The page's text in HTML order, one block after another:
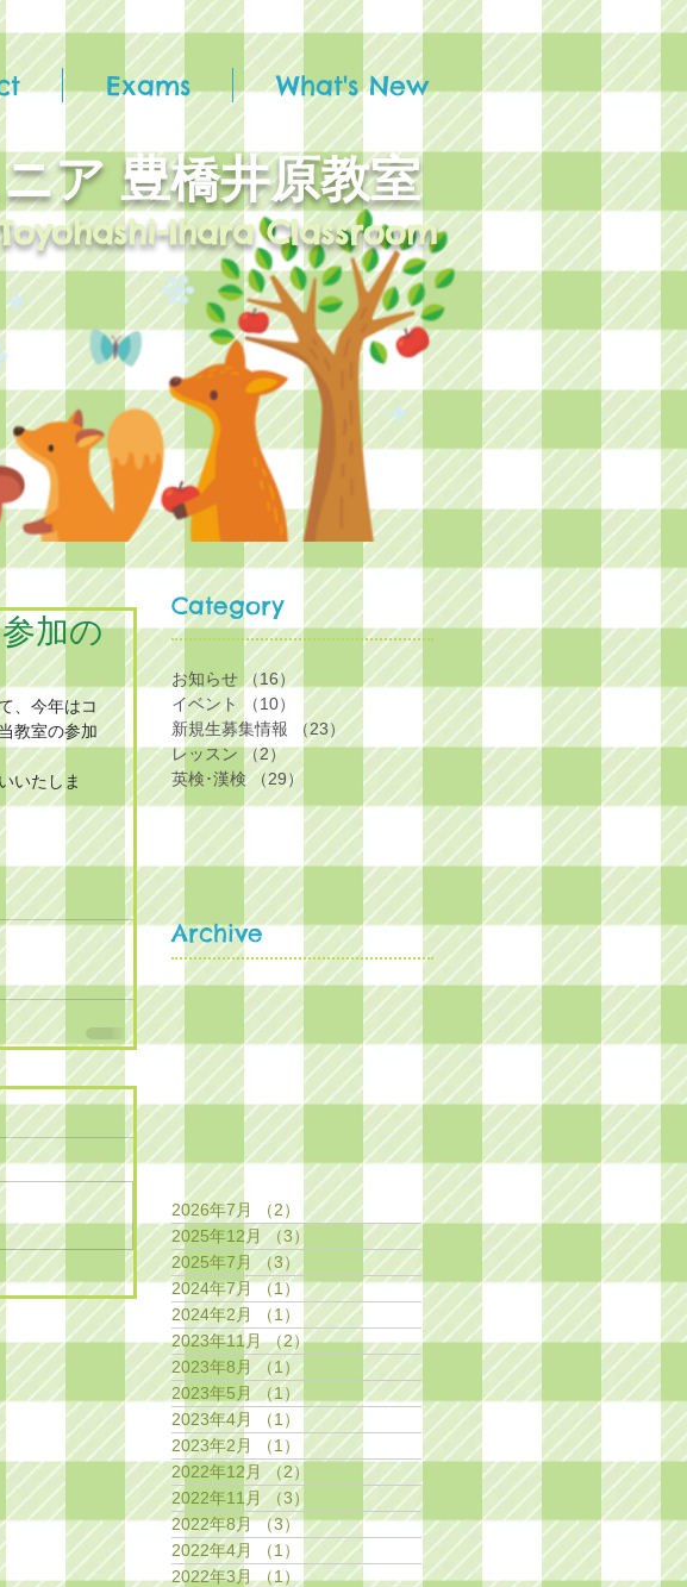
Exams What's New
ア​ 豊橋井原教室
Ihara Classroom
加の
、今年はコ
教室の参加
いたしま
Category
お知らせ （16）16件の記事
イベント
（10）
10件の記事
新規生募集情報
（23） 23件の記事
レッスン （2）2件の記事
英検･漢検 （29） 29件の記事
Archive
2026年7月 （2）
2件の記事
2025年12月 （3）
3件の記事
2025年7月 （3） 3件の記事
2024年7月 （1）1件の記事
2024年2月
（1）
1件の記事
2023年11月 （2）2件の記事
2023年8月 （1）1件の記事
2023年5月 （1）1件の記事
2023年4月
（1）
1件の記事
2023年2月
（1）
1件の記事
2022年12月 （2）
2件の記事
2022年11月 （3）
3件の記事
2022年8月 （3）3件の記事
2022年4月
（1）
1件の記事
2022年3月 （1） 1件の記事